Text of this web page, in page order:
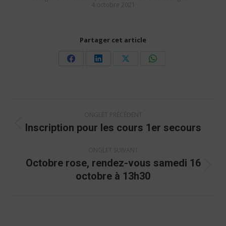
Partager cet article
Share
Share
Share
Share
de
commentaire
Onglet
Inscription pour les cours 1er secours
Onglet
Octobre rose, rendez-vous samedi 16
octobre à 13h30